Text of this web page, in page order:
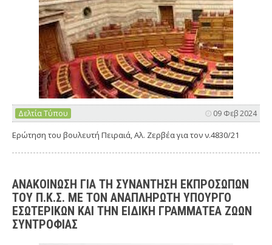
Δελτία Τύπου 09 Φεβ 2024
Ερώτηση του βουλευτή Πειραιά, Αλ. Ζερβέα για τον ν.4830/21
ΑΝΑΚΟΙΝΩΣΗ ΓΙΑ ΤΗ ΣΥΝΑΝΤΗΣΗ ΕΚΠΡΟΣΩΠΩΝ
ΤΟΥ Π.Κ.Σ. ΜΕ ΤΟΝ ΑΝΑΠΛΗΡΩΤΗ ΥΠΟΥΡΓΟ
ΕΣΩΤΕΡΙΚΩΝ ΚΑΙ ΤΗΝ ΕΙΔΙΚΗ ΓΡΑΜΜΑΤΕΑ ΖΩΩΝ
ΣΥΝΤΡΟΦΙΑΣ